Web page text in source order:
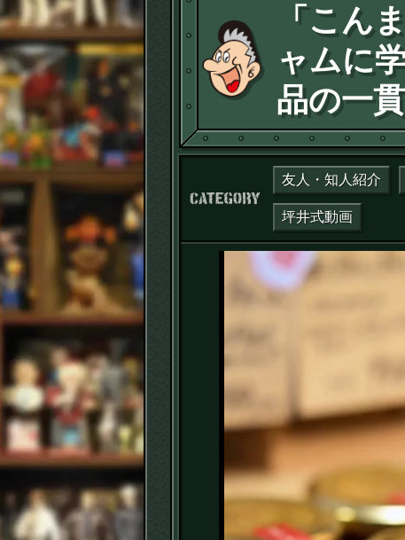
「こん
ャムに
品の一
カテゴリー：
友人・知人紹介
坪井式動画
画
レ
ー
ー